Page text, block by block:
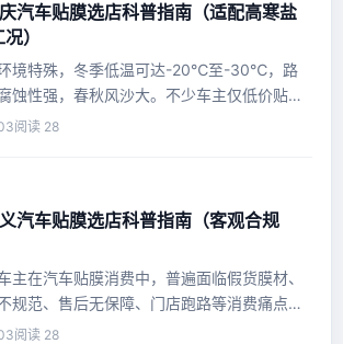
汽车贴膜选店科普指南（适配高寒盐
）
境特殊，冬季低温可达-20℃至-30℃，路
蚀性强，春秋风沙大。不少车主仅低价贴
容易出现膜体脆化、...
阅读 28
汽车贴膜选店科普指南（客观合规
主在汽车贴膜消费中，普遍面临假货膜材、
规范、售后无保障、门店跑路等消费痛点。
业遵循“三分产...
阅读 28